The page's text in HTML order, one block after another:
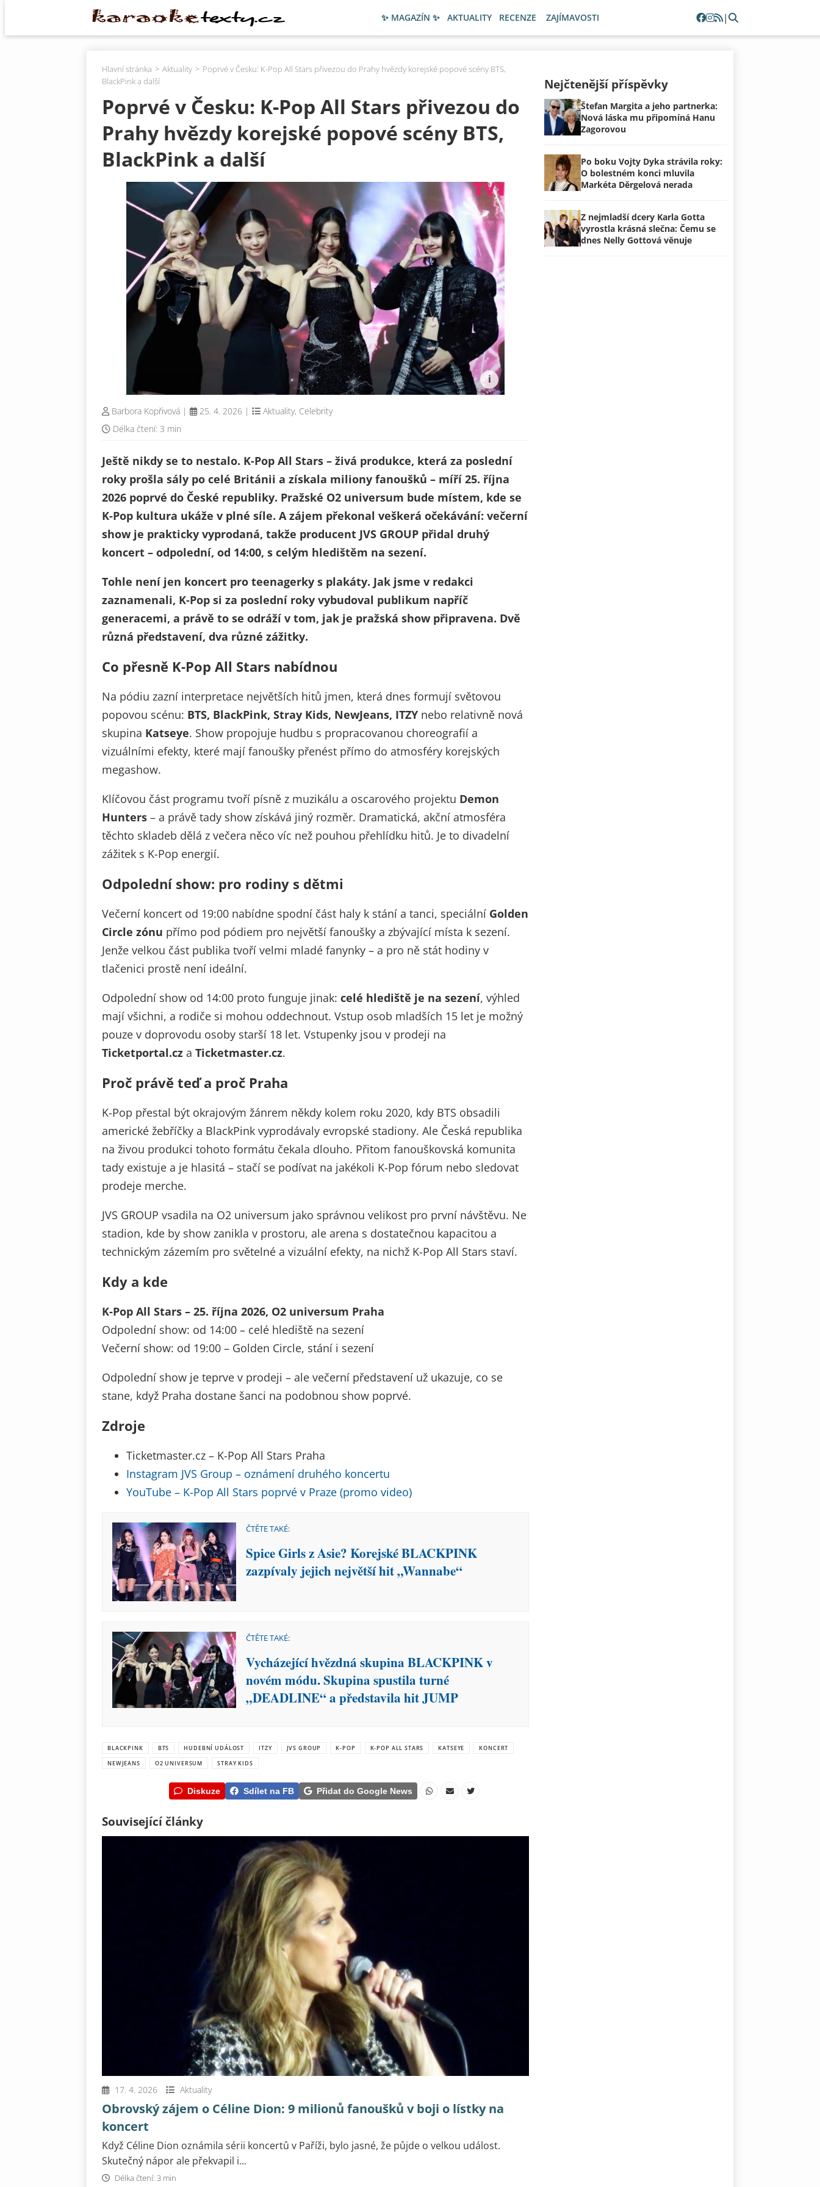
✨ MAGAZÍN ✨ AKTUALITY RECENZE ZAJÍMAVOSTI |
Hlavní stránka Aktuality
Poprvé v Česku: K-Pop All Stars přivezou do Prahy hvězdy korejské popové scény BTS,
BlackPink a další
Poprvé v Česku: K-Pop All Stars přivezou do
Prahy hvězdy korejské popové scény BTS,
BlackPink a další
Barbora Kopřivová | 25. 4. 2026 | Aktuality, Celebrity
Délka čtení: 3 min
Ještě nikdy se to nestalo. K-Pop All Stars – živá produkce, která za poslední
roky prošla sály po celé Británii a získala miliony fanoušků – míří 25. října
2026 poprvé do České republiky. Pražské O2 universum bude místem, kde se
K-Pop kultura ukáže v plné síle. A zájem překonal veškerá očekávání: večerní
show je prakticky vyprodaná, takže producent JVS GROUP přidal druhý
koncert – odpolední, od 14:00, s celým hledištěm na sezení.
Tohle není jen koncert pro teenagerky s plakáty. Jak jsme v redakci
zaznamenali, K-Pop si za poslední roky vybudoval publikum napříč
generacemi, a právě to se odráží v tom, jak je pražská show připravena. Dvě
různá představení, dva různé zážitky.
Co přesně K-Pop All Stars nabídnou
Na pódiu zazní interpretace největších hitů jmen, která dnes formují světovou
popovou scénu: BTS, BlackPink, Stray Kids, NewJeans, ITZY nebo relativně nová
skupina Katseye. Show propojuje hudbu s propracovanou choreografií a
vizuálními efekty, které mají fanoušky přenést přímo do atmosféry korejských
megashow.
Klíčovou část programu tvoří písně z muzikálu a oscarového projektu Demon
Hunters – a právě tady show získává jiný rozměr. Dramatická, akční atmosféra
těchto skladeb dělá z večera něco víc než pouhou přehlídku hitů. Je to divadelní
zážitek s K-Pop energií.
Odpolední show: pro rodiny s dětmi
Večerní koncert od 19:00 nabídne spodní část haly k stání a tanci, speciální Golden
Circle zónu přímo pod pódiem pro největší fanoušky a zbývající místa k sezení.
Jenže velkou část publika tvoří velmi mladé fanynky – a pro ně stát hodiny v
tlačenici prostě není ideální.
Odpolední show od 14:00 proto funguje jinak: celé hlediště je na sezení, výhled
mají všichni, a rodiče si mohou oddechnout. Vstup osob mladších 15 let je možný
pouze v doprovodu osoby starší 18 let. Vstupenky jsou v prodeji na
Ticketportal.cz a Ticketmaster.cz.
Proč právě teď a proč Praha
K-Pop přestal být okrajovým žánrem někdy kolem roku 2020, kdy BTS obsadili
americké žebříčky a BlackPink vyprodávaly evropské stadiony. Ale Česká republika
na živou produkci tohoto formátu čekala dlouho. Přitom fanouškovská komunita
tady existuje a je hlasitá – stačí se podívat na jakékoli K-Pop fórum nebo sledovat
prodeje merche.
JVS GROUP vsadila na O2 universum jako správnou velikost pro první návštěvu. Ne
stadion, kde by show zanikla v prostoru, ale arena s dostatečnou kapacitou a
technickým zázemím pro světelné a vizuální efekty, na nichž K-Pop All Stars staví.
Kdy a kde
K-Pop All Stars – 25. října 2026, O2 universum Praha
Odpolední show: od 14:00 – celé hlediště na sezení
Večerní show: od 19:00 – Golden Circle, stání i sezení
Odpolední show je teprve v prodeji – ale večerní představení už ukazuje, co se
stane, když Praha dostane šanci na podobnou show poprvé.
Zdroje
Ticketmaster.cz – K-Pop All Stars Praha
Instagram JVS Group – oznámení druhého koncertu
YouTube – K-Pop All Stars poprvé v Praze (promo video)
ČTĚTE TAKÉ:
Spice Girls z Asie? Korejské BLACKPINK
zazpívaly jejich největší hit „Wannabe“
ČTĚTE TAKÉ:
Vycházející hvězdná skupina BLACKPINK v
novém módu. Skupina spustila turné
„DEADLINE“ a představila hit JUMP
BLACKPINK BTS HUDEBNÍ UDÁLOST ITZY JVS GROUP K-POP K-POP ALL STARS KATSEYE
KONCERT
NEWJEANS
O2 UNIVERSUM STRAY KIDS
Diskuze Sdílet na FB Přidat do Google News
Související články
17. 4. 2026 Aktuality
Obrovský zájem o Céline Dion: 9 milionů fanoušků v boji o lístky na
koncert
Když Céline Dion oznámila sérii koncertů v Paříži, bylo jasné, že půjde o velkou událost.
Skutečný nápor ale překvapil i...
Délka čtení: 3 min
Nejčtenější příspěvky
Štefan Margita a jeho partnerka:
Nová láska mu připomíná Hanu
Zagorovou
Po boku Vojty Dyka strávila roky:
O bolestném konci mluvila
Markéta Děrgelová nerada
Z nejmladší dcery Karla Gotta
vyrostla krásná slečna: Čemu se
dnes Nelly Gottová věnuje